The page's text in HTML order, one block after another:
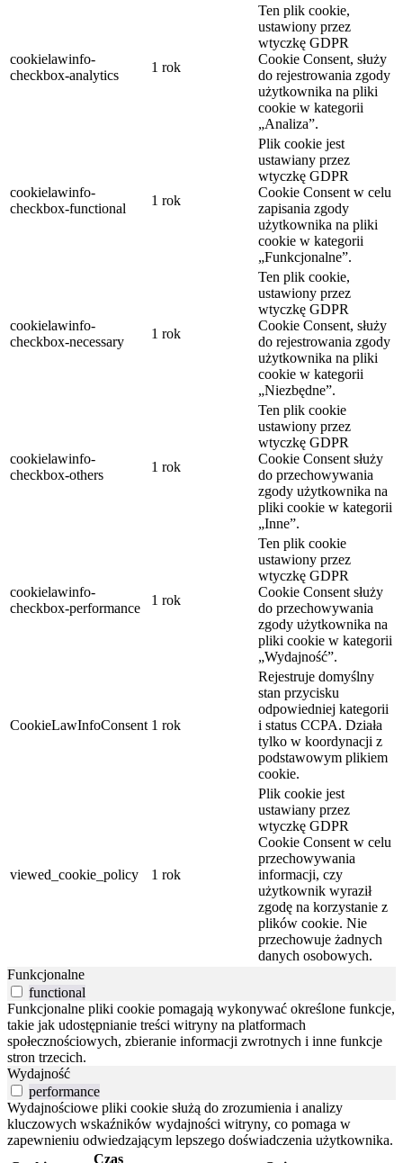
cookielawinfo-
checkbox-analytics
1 rok
Ten plik cookie,
ustawiony przez
wtyczkę GDPR
Cookie Consent, służy
do rejestrowania zgody
użytkownika na pliki
cookie w kategorii
„Analiza”.
cookielawinfo-
checkbox-functional
1 rok
Plik cookie jest
ustawiany przez
wtyczkę GDPR
Cookie Consent w celu
zapisania zgody
użytkownika na pliki
cookie w kategorii
„Funkcjonalne”.
cookielawinfo-
checkbox-necessary
1 rok
Ten plik cookie,
ustawiony przez
wtyczkę GDPR
Cookie Consent, służy
do rejestrowania zgody
użytkownika na pliki
cookie w kategorii
„Niezbędne”.
cookielawinfo-
checkbox-others
1 rok
Ten plik cookie
ustawiony przez
wtyczkę GDPR
Cookie Consent służy
do przechowywania
zgody użytkownika na
pliki cookie w kategorii
„Inne”.
cookielawinfo-
checkbox-performance
1 rok
Ten plik cookie
ustawiony przez
wtyczkę GDPR
Cookie Consent służy
do przechowywania
zgody użytkownika na
pliki cookie w kategorii
„Wydajność”.
CookieLawInfoConsent 1 rok
Rejestruje domyślny
stan przycisku
odpowiedniej kategorii
i status CCPA. Działa
tylko w koordynacji z
podstawowym plikiem
cookie.
viewed_cookie_policy 1 rok
Plik cookie jest
ustawiany przez
wtyczkę GDPR
Cookie Consent w celu
przechowywania
informacji, czy
użytkownik wyraził
zgodę na korzystanie z
plików cookie. Nie
przechowuje żadnych
danych osobowych.
Funkcjonalne
functional
Funkcjonalne pliki cookie pomagają wykonywać określone funkcje,
takie jak udostępnianie treści witryny na platformach
społecznościowych, zbieranie informacji zwrotnych i inne funkcje
stron trzecich.
Wydajność
performance
Wydajnościowe pliki cookie służą do zrozumienia i analizy
kluczowych wskaźników wydajności witryny, co pomaga w
zapewnieniu odwiedzającym lepszego doświadczenia użytkownika.
Czas